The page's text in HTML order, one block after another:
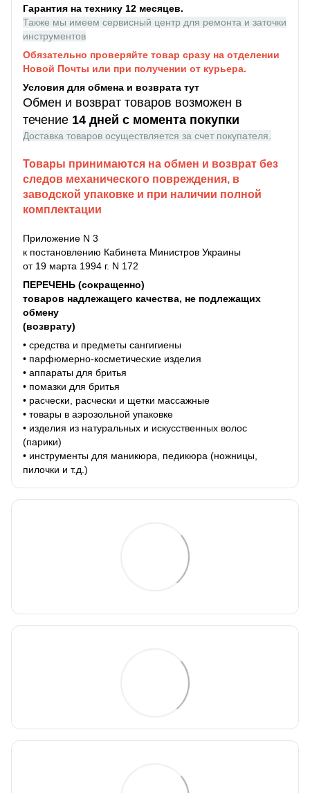
Гарантия на технику 12 месяцев.
Также мы имеем сервисный центр для ремонта и заточки
инструментов
Обязательно проверяйте товар сразу на отделении
Новой Почты или при получении от курьера.
Условия для обмена и возврата тут
Обмен и возврат товаров возможен в
течение 14 дней с момента покупки
Доставка товаров осуществляется за счет покупателя.
Товары принимаются на обмен и возврат без
следов механического повреждения, в
заводской упаковке и при наличии полной
комплектации
Приложение N 3
к постановлению Кабинета Министров Украины
от 19 марта 1994 г. N 172
ПЕРЕЧЕНЬ (сокращенно)
товаров надлежащего качества, не подлежащих
обмену
(возврату)
• средства и предметы сангигиены
• парфюмерно-косметические изделия
• аппараты для бритья
• помазки для бритья
• расчески, расчески и щетки массажные
• товары в аэрозольной упаковке
• изделия из натуральных и искусственных волос
(парики)
• инструменты для маникюра, педикюра (ножницы,
пилочки и т.д.)